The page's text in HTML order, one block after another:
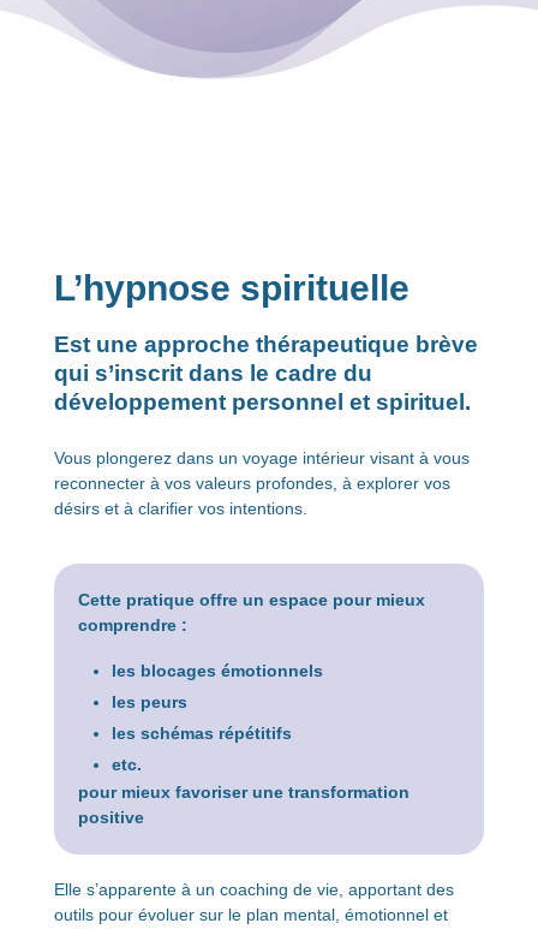
L’hypnose spirituelle
Est une approche thérapeutique brève
qui s’inscrit dans le cadre du
développement personnel et spirituel.
Vous plongerez dans un voyage intérieur visant à vous
reconnecter à vos valeurs profondes, à explorer vos
désirs et à clarifier vos intentions.
Cette pratique offre un espace pour mieux
comprendre :
les blocages émotionnels
les peurs
les schémas répétitifs
etc.
pour mieux favoriser une transformation
positive
Elle s’apparente à un coaching de vie, apportant des
outils pour évoluer sur le plan mental, émotionnel et